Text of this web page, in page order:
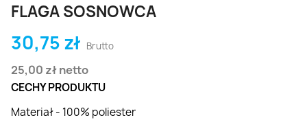
FLAGA SOSNOWCA
30,75 zł Brutto
25,00 zł netto
CECHY PRODUKTU
Materiał - 100% poliester